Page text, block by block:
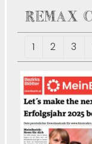
REMAX
1 2 3